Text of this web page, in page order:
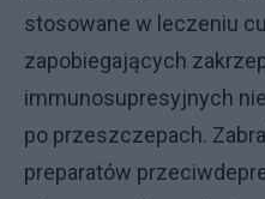
stosowane w leczeniu
zapobiegających
immunosupresyjnych
po przeszczepach.
preparatów